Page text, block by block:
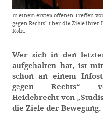
In einem ersten offenen Treffen
gegen Rechts" über die Ziele ihrer
Köln.
Wer sich in den
aufgehalten hat, ist
schon an einem
gegen Rechts“
Heidebrecht von
die Ziele der Bewegung.